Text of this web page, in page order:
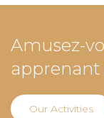
Amusez-
apprenant
Our Activities